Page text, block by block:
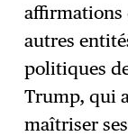
affirmations
autres
politiques
Trump, qui
maîtriser